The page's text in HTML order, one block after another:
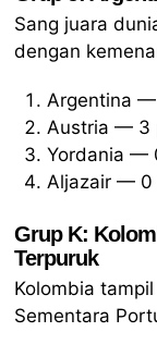
Sang juara
dengan
Argentina
Austria — 3
Yordania —
Aljazair — 0
Grup K:
Terpuruk
Kolombia
Sementara